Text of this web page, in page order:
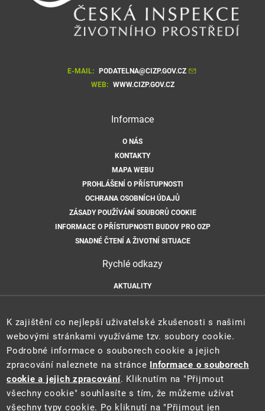
E-MAIL: PODATELNA@CIZP.GOV.CZ
WEB: WWW.CIZP.GOV.CZ
Informace
O NÁS
KONTAKTY
MAPA WEBU
PROHLÁŠENÍ O PŘÍSTUPNOSTI
OCHRANA OSOBNÍCH ÚDAJŮ
ZÁSADY POUŽÍVÁNÍ SOUBORŮ COOKIE
INFORMACE O PŘÍSTUPNOSTI BUDOV PRO OZP
SNADNÉ ČTENÍ A ŽIVOTNÍ SITUACE
Rychlé odkazy
AKTUALITY
K zajištění co nejlepší uživatelské zkušenosti s našimi
webovými stránkami využíváme tzv. soubory cookie.
Podrobné informace o souborech cookie a jejich
zpracování naleznete na stránce Informace o souborech
cookie a jejich zpracování. Kliknutím na "Přijmout
všechny cookie" souhlasíte s tím, že můžeme užívat
všechny typy cookie. Po kliknutí na "Přijmout jen